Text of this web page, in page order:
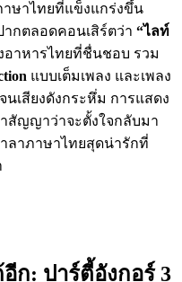
ษาไทยที่แข็งแกร่งขึ้น
กตลอดคอนเสิร์ตว่า “ไลท์
อาหารไทยที่ชื่นชอบ รวม
แบบเต็มเพลง และเพลง
เสียงดังกระหึ่ม การแสดง
สัญญาว่าจะตั้งใจกลับมา
ลาภาษาไทยสุดน่ารักที่
ก: ปาร์ตี้อังกอร์ 3